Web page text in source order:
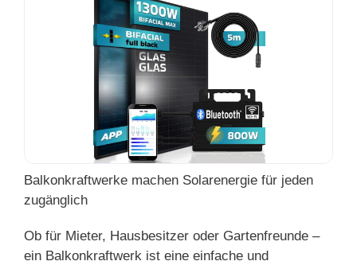
Balkonkraftwerke machen Solarenergie für jeden
zugänglich
Ob für Mieter, Hausbesitzer oder Gartenfreunde –
ein Balkonkraftwerk ist eine einfache und